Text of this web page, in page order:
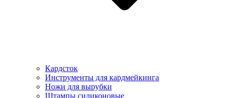
Кардсток
Инструменты для кардмейкинга
Ножи для вырубки
Штампы силиконовые